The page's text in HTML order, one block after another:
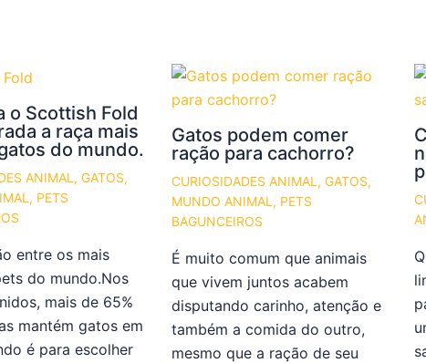
o Scottish Fold
a raça mais
do mundo.
ANIMAL ,GATOS,
, PETS
entre os mais
do mundo.Nos
mais de 65%
mantém gatos em
é para escolher
Gatos podem comer
ração para cachorro?
CURIOSIDADES ANIMAL , GATOS,
MUNDO ANIMAL , PETS
BAGUNCEIROS
É muito comum que animais
que vivem juntos acabem
disputando carinho, atenção e
também a comida do outro,
mesmo que a ração de seu